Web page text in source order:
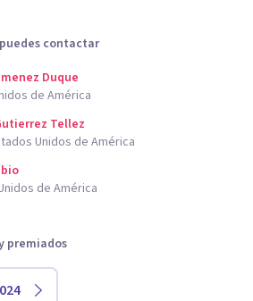
contactar
Duque
de América
Tellez
Unidos de América
de América
premiados